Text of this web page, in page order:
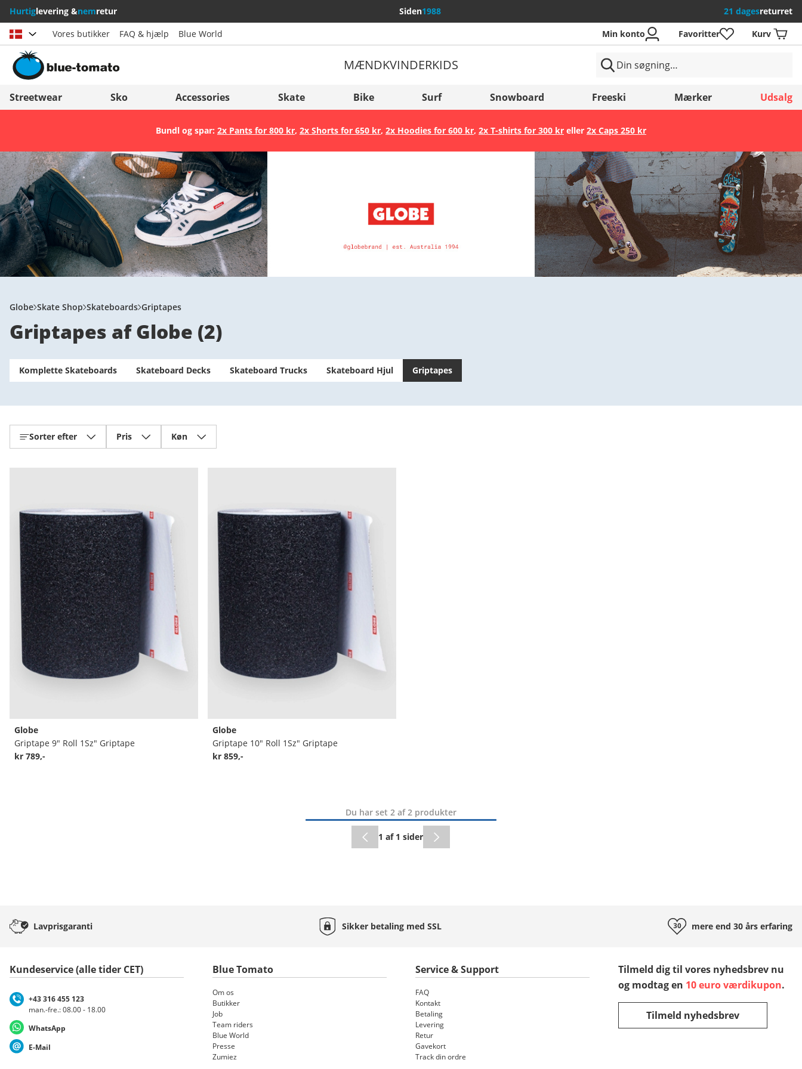
Hurtiglevering &nemretur Siden1988 21 dagesreturret
Vælg land
Österreich
Suisse (Français)
Svizzera (Italiano)
France
Italia (Italiano)
Italien (Deutsch)
España
Suomi
United Kingdom
Slovenija
België (Nederlands)
Gem
Vores butikker FAQ & hjælp Blue World Min konto Favoritter Kurv
MÆNDKVINDERKIDS
Streetwear Sko Accessories Skate Bike Surf Snowboard Freeski Mærker Udsalg
Bundl og spar: 2x Pants for 800 kr, 2x Shorts for 650 kr, 2x Hoodies for 600 kr, 2x T-shirts for 300 kreller 2x Caps 250 kr
Globe Skate Shop Skateboards Griptapes
Griptapes af Globe (2)
Komplette Skateboards Skateboard Decks Skateboard Trucks Skateboard Hjul Griptapes
Sorter efter Pris Køn
Globe
Griptape 9" Roll 1Sz" Griptape
kr 789,-
Globe
Griptape 10" Roll 1Sz" Griptape
kr 859,-
Du har set 2 af 2 produkter
1 af 1 sider
Lavprisgaranti Sikker betaling medSSL mere end 30 års erfaring
Kundeservice (alle tider CET)
+43 316 455 123
man.-fre.: 08.00 - 18.00
WhatsApp
E-Mail
Blue Tomato
Om os
Butikker
Job
Team riders
Blue World
Presse
Zumiez
Service & Support
FAQ
Kontakt
Betaling
Levering
Retur
Gavekort
Track din ordre
Tilmeld dig til vores nyhedsbrev nu
og modtag en 10 euro værdikupon.
Tilmeld nyhedsbrev